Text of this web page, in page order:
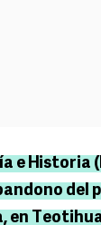
e Historia
del
en